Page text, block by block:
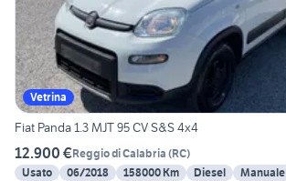
Vetrina
Fiat Panda 1.3 MJT 95 CV S&S 4x4
12.900 €Reggio di Calabria (RC)
Usato
06/2018 158000 Km Diesel Manuale